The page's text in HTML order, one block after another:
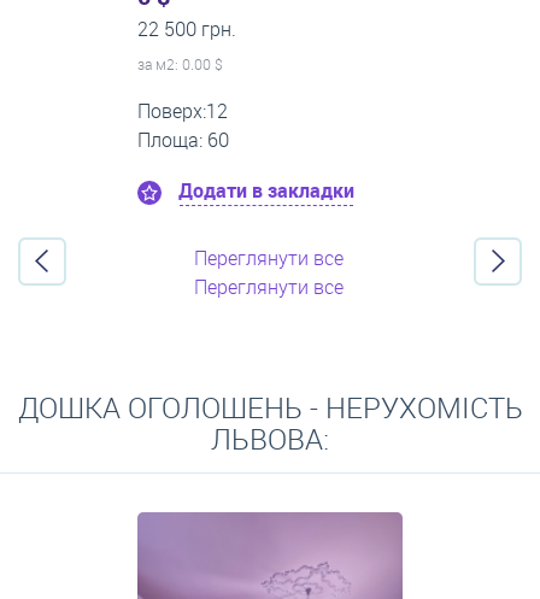
0 грн.
за м2: 14.33 $
Поверх:10
Площа: 30
Додати в закладки
Переглянути все
Переглянути все
ДОШКА ОГОЛОШЕНЬ - НЕРУХОМІСТЬ
ЛЬВОВА: